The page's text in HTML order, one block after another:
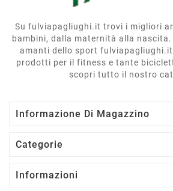
Su fulviapagliughi.it trovi i migliori
bambini, dalla maternità alla
amanti dello sport
prodotti per il fitness e tante
scopri tutto il nostro
Informazione Di Magazzino
Categorie
Informazioni